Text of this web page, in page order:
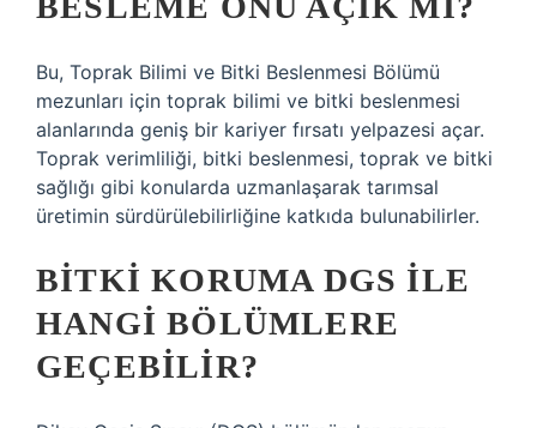
Bu, Toprak Bilimi ve Bitki Beslenmesi Bölümü
mezunları için toprak bilimi ve bitki beslenmesi
alanlarında geniş bir kariyer fırsatı yelpazesi açar.
Toprak verimliliği, bitki beslenmesi, toprak ve bitki
sağlığı gibi konularda uzmanlaşarak tarımsal
üretimin sürdürülebilirliğine katkıda bulunabilirler.
BITKI KORUMA DGS ILE
HANGI BÖLÜMLERE
GEÇEBILIR?